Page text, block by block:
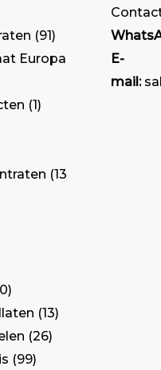
91
Europa
1
13
13
26
99
E-
mail: